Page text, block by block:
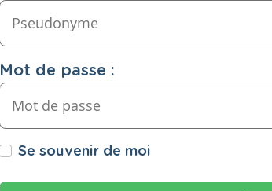
Mot de passe :
Se souvenir de moi